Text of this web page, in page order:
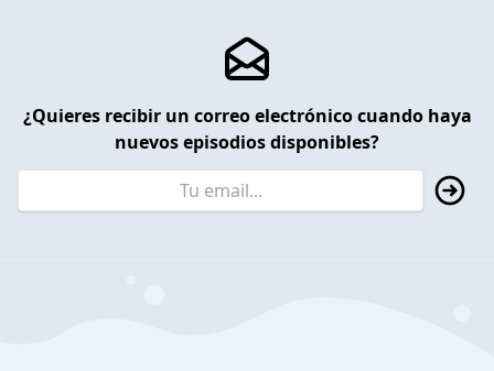
¿Quieres recibir un correo electrónico cuando haya
nuevos episodios disponibles?